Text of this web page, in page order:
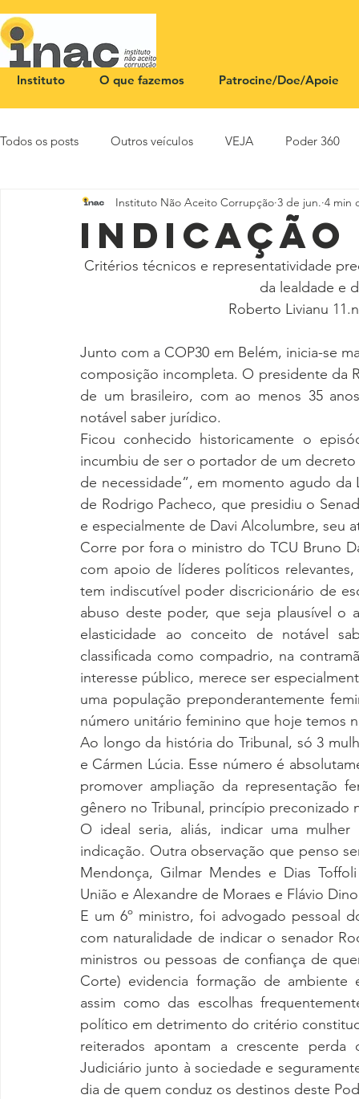
Instituto O que fazemos Patrocine/Doe/Apoie
Todos os posts Outros veículos VEJA Poder 360
NOTA PÚBLICA CEID SBT News Rádio
Indicação
Instituto Não Aceito Corrupção 3 de jun. 4 min
Critérios técnicos e representatividade
da lealdade e
Roberto Livianu
Junto com a COP30 em Belém, inicia-se
composição incompleta. O presidente da
de um brasileiro, com ao menos 35
notável saber jurídico.
Ficou conhecido historicamente o
incumbiu de ser o portador de um
de necessidade”, em momento agudo
de Rodrigo Pacheco, que presidiu o
e especialmente de Davi Alcolumbre, seu
Corre por fora o ministro do TCU Bruno
com apoio de líderes políticos
tem indiscutível poder discricionário de
abuso deste poder, que seja plausível o
elasticidade ao conceito de notável
classificada como compadrio, na
interesse público, merece ser
uma população preponderantemente
número unitário feminino que hoje temos
Ao longo da história do Tribunal, só 3
e Cármen Lúcia. Esse número é
promover ampliação da representação
gênero no Tribunal, princípio preconizado
O ideal seria, aliás, indicar uma
indicação. Outra observação que penso
Mendonça, Gilmar Mendes e Dias
União e Alexandre de Moraes e Flávio
E um 6º ministro, foi advogado pessoal
com naturalidade de indicar o senador
ministros ou pessoas de confiança de
Corte) evidencia formação de ambiente
assim como das escolhas
político em detrimento do critério
reiterados apontam a crescente
Judiciário junto à sociedade e
dia de quem conduz os destinos deste